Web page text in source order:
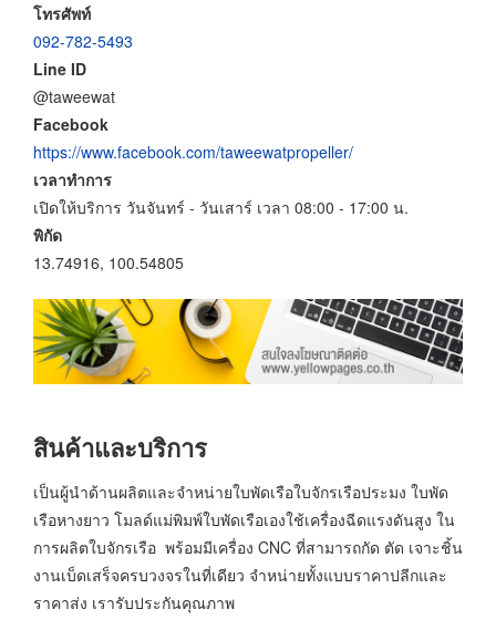
โทรศัพท์
092-782-5493
Line ID
@taweewat
Facebook
https://www.facebook.com/taweewatpropeller/
เวลาทำการ
เปิดให้บริการ วันจันทร์ - วันเสาร์ เวลา 08:00 - 17:00 น.
พิกัด
13.74916, 100.54805
สินค้าและบริการ
เป็นผู้นำด้านผลิตและจำหน่ายใบพัดเรือใบจักรเรือประมง ใบพัด
เรือหางยาว โมลด์แม่พิมพ์ใบพัดเรือเองใช้เครื่องฉีดแรงดันสูง ใน
การผลิตใบจักรเรือ พร้อมมีเครื่อง CNC ที่สามารถกัด ตัด เจาะชิ้น
งานเบ็ดเสร็จครบวงจรในที่เดียว จำหน่ายทั้งแบบราคาปลีกและ
ราคาส่ง เรารับประกันคุณภาพ